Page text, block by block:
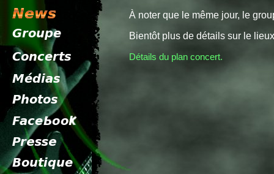
À noter que le même jour, le
Bientôt plus de détails sur le
Détails du plan concert.